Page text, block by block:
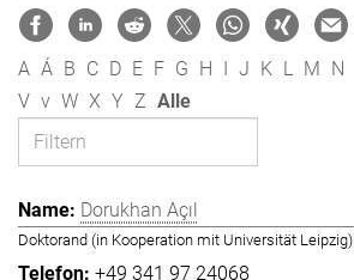
A Á B C D E F G H J K L M N
V v W X Y Z Alle
Dorukhan Açıl
Doktorand (in Kooperation mit Universität Leipzig)
+49 341 97 24068